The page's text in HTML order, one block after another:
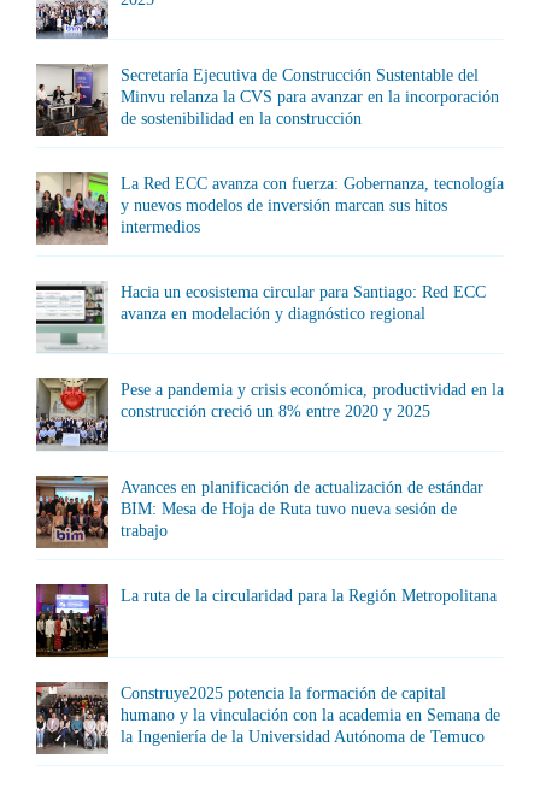
Secretaría Ejecutiva de Construcción Sustentable del
Minvu relanza la CVS para avanzar en la incorporación
de sostenibilidad en la construcción
La Red ECC avanza con fuerza: Gobernanza, tecnología
y nuevos modelos de inversión marcan sus hitos
intermedios
Hacia un ecosistema circular para Santiago: Red ECC
avanza en modelación y diagnóstico regional
Pese a pandemia y crisis económica, productividad en la
construcción creció un 8% entre 2020 y 2025
Avances en planificación de actualización de estándar
BIM: Mesa de Hoja de Ruta tuvo nueva sesión de
trabajo
La ruta de la circularidad para la Región Metropolitana
Construye2025 potencia la formación de capital
humano y la vinculación con la academia en Semana de
la Ingeniería de la Universidad Autónoma de Temuco